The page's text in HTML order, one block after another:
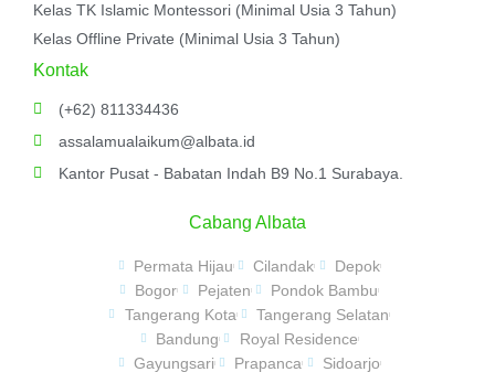
Kelas TK Islamic Montessori (Minimal Usia 3 Tahun)
Kelas Offline Private (Minimal Usia 3 Tahun)
Kontak
(+62) 811334436
assalamualaikum@albata.id
Kantor Pusat - Babatan Indah B9 No.1 Surabaya.
Cabang Albata
Permata Hijau Cilandak
Depok
Bogor
Pejaten
Pondok Bambu
Tangerang Kota
Tangerang Selatan
Bandung
Royal Residence
Gayungsari
Prapanca Sidoarjo